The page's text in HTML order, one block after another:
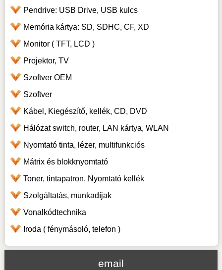
Pendrive: USB Drive, USB kulcs
Memória kártya: SD, SDHC, CF, XD
Monitor ( TFT, LCD )
Projektor, TV
Szoftver OEM
Szoftver
Kábel, Kiegészítő, kellék, CD, DVD
Hálózat switch, router, LAN kártya, WLAN
Nyomtató tinta, lézer, multifunkciós
Mátrix és blokknyomtató
Toner, tintapatron, Nyomtató kellék
Szolgáltatás, munkadíjak
Vonalkódtechnika
Iroda ( fénymásoló, telefon )
email